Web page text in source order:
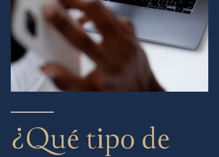
¿Qué tipo de